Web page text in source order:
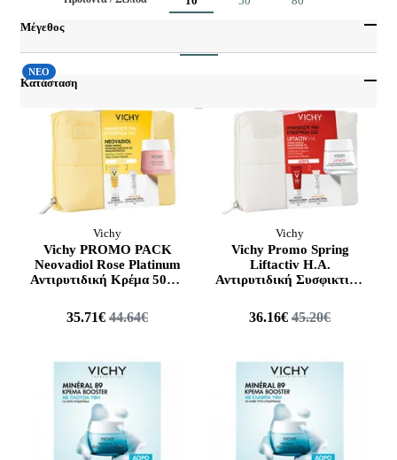
Από
Μέγεθος
200 ml
50 ml
Κατάσταση
Εποχιακά
ΝΕΟ
ΠΡΟΣΦΟΡΑ
ΝΕΟ
Vichy
Vichy PROMO PACK
Neovadiol Rose Platinum
Αντιρυτιδική Κρέμα 50ml,
Capital Soleil SPF50+ 3ml
& Τσαντάκι 1τμχ.
35.71€ 44.64€
Vichy
Vichy Promo Spring
Liftactiv H.A.
Αντιρυτιδική Συσφικτική
B3 Serum 5ml & Capital
Soleil SPF50+ 3ml
36.16€ 45.20€